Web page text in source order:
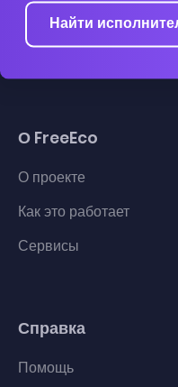
Найти
О FreeEco
О проекте
Как это работает
Сервисы
Справка
Помощь